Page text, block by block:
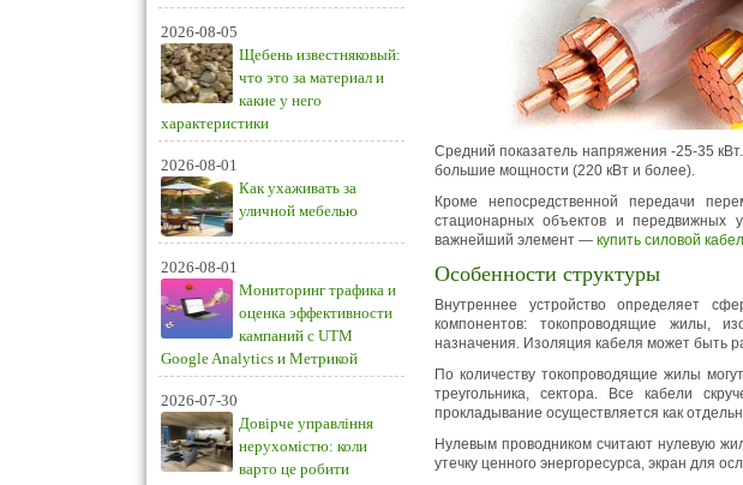
2026-08-05
Щебень известняковый:
что это за материал и
какие у него
характеристики
2026-08-01
Как ухаживать за
уличной мебелью
2026-08-01
Мониторинг трафика и
оценка эффективности
кампаний с UTM
Google Analytics и Метрикой
2026-07-30
Довірче управління
нерухомістю: коли
варто це робити
Средний показатель напряжения -25-35
большие мощности (220 кВт и более).
Кроме непосредственной передачи
стационарных объектов и передвижных
важнейший элемент — купить силовой
Особенности структуры
Внутреннее устройство определяет
компонентов: токопроводящие жилы,
назначения. Изоляция кабеля может быть
По количеству токопроводящие жилы
треугольника, сектора. Все кабели
прокладывание осуществляется как
Нулевым проводником считают нулевую
утечку ценного энергоресурса, экран для